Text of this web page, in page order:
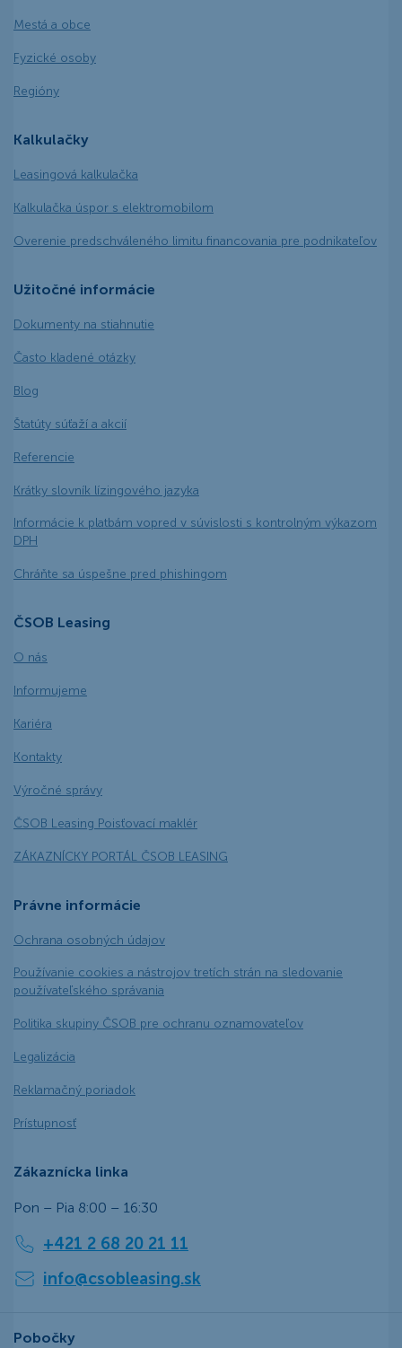
Mestá a obce
Fyzické osoby
Regióny
Kalkulačky
Leasingová kalkulačka
Kalkulačka úspor s elektromobilom
Overenie predschváleného limitu financovania pre podnikateľov
Užitočné informácie
Dokumenty na stiahnutie
Často kladené otázky
Blog
Štatúty súťaží a akcií
Referencie
Krátky slovník lízingového jazyka
Informácie k platbám vopred v súvislosti s kontrolným výkazom
DPH
Chráňte sa úspešne pred phishingom
ČSOB Leasing
O nás
Informujeme
Kariéra
Kontakty
Výročné správy
ČSOB Leasing Poisťovací maklér
ZÁKAZNÍCKY PORTÁL ČSOB LEASING
Právne informácie
Ochrana osobných údajov
Používanie cookies a nástrojov tretích strán na sledovanie
používateľského správania
Politika skupiny ČSOB pre ochranu oznamovateľov
Legalizácia
Reklamačný poriadok
Prístupnosť
Zákaznícka linka
Pon – Pia 8:00 – 16:30
+421 2 68 20 21 11
info@csobleasing.sk
Pobočky